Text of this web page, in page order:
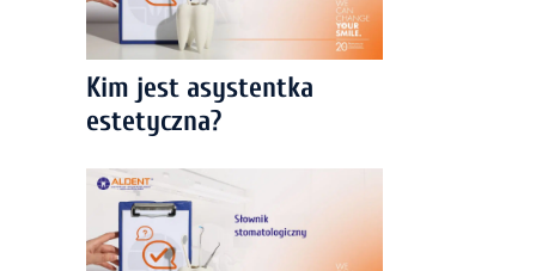
Kim jest asystentka
estetyczna?